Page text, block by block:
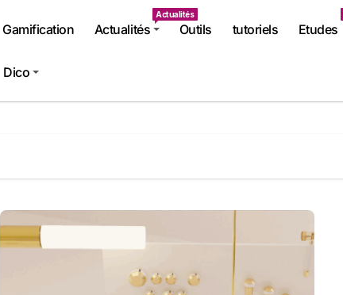
Gamification Actualités
Actualités
Outils tutoriels Etudes
Dico